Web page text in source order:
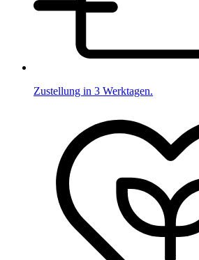
Zustellung in 3 Werktagen.